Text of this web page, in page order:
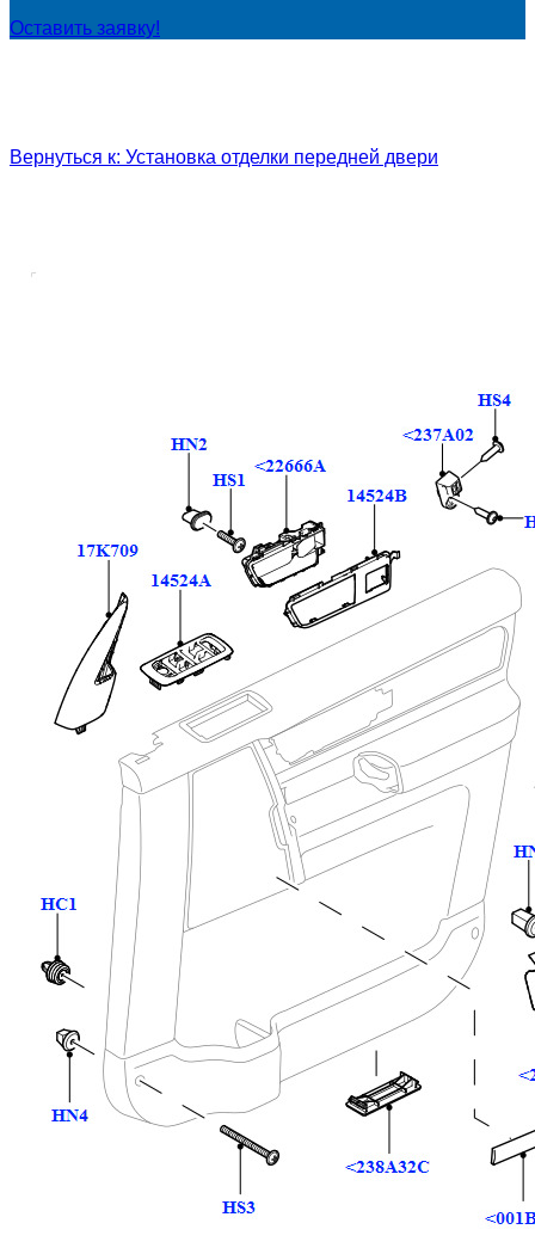
Оставить заявку!
Вернуться к: Установка отделки передней двери